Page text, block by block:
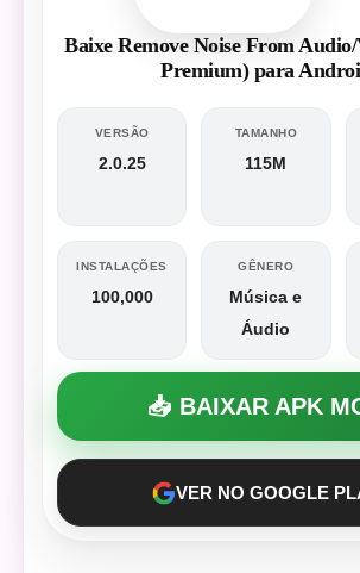
Baixe Remove Noise From
Premium) para
VERSÃO
2.0.25
TAMANHO
115M
INSTALAÇÕES
100,000
GÊNERO
Música e
Áudio
📥 BAIXAR APK
VER NO GOOGLE